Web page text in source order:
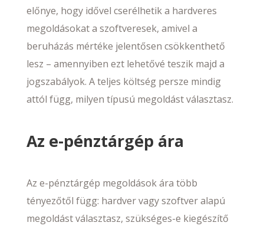
előnye, hogy idővel cserélhetik a hardveres
megoldásokat a szoftveresek, amivel a
beruházás mértéke jelentősen csökkenthető
lesz – amennyiben ezt lehetővé teszik majd a
jogszabályok. A teljes költség persze mindig
attól függ, milyen típusú megoldást választasz.
Az e-pénztárgép ára
Az e-pénztárgép megoldások ára több
tényezőtől függ: hardver vagy szoftver alapú
megoldást választasz, szükséges-e kiegészítő